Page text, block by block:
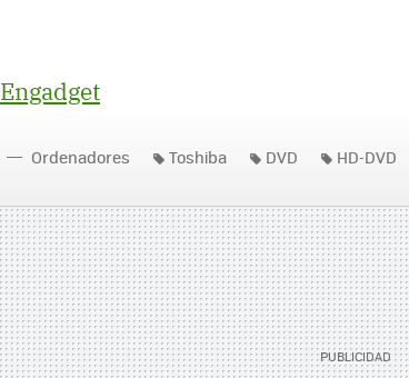
Engadget
Ordenadores Toshiba DVD HD-DVD